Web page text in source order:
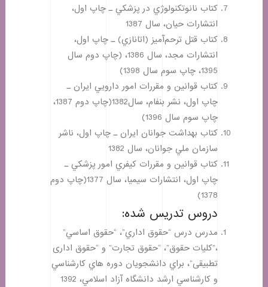
كتاب نانوتكنولوژي در پزشكي ـ چاپ اول،
انتشارات حيان، سال 1387
كتاب قتل ترحم‌آميز (اتانازي) ـ چاپ اول،
انتشارات مجد، سال 1386، (چاپ دوم سال
1395، چاپ سوم سال 1398)
كتاب قوانين و مقررات امور دارويي ايران ـ
چاپ اول، نشر بنفام، سال1382(چاپ دوم 1387،
چاپ سوم سال 1396)
كتاب بهداشت جوانان ايران ـ چاپ اول، ناشر
سازمان ملي جوانان، سال 1382
كتاب قوانين و مقررات كيفري امور پزشكي ـ
چاپ اول، انتشارات سيميا، سال 1377(چاپ دوم
1378)
دروس تدریس شده:
مدرس درس “حقوق اداري”، “حقوق اساسي”
،”كليات حقوق”، “حقوق تجارت” و “حقوق اداری
تطبیقی”، براي دانشجويان دوره هاي كارشناسي
و كارشناسي ارشد دانشگاه آزاد اسلامي، 1392